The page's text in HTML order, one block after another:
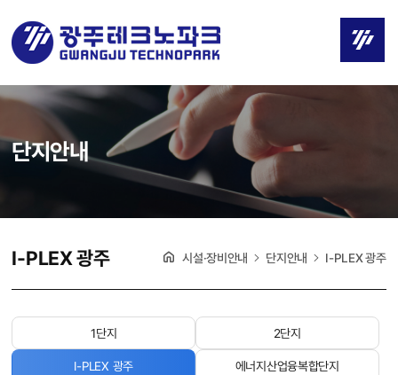
단지안내
I-PLEX 광주 시설·장비안내 단지안내 I-PLEX 광주
1단지 2단지
I-PLEX 광주 에너지산업융복합단지